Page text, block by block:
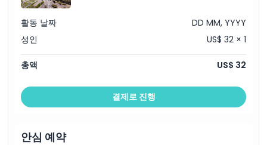
활동 날짜
DD MM, YYYY
성인
US$ 32 × 1
총액 US$ 32
결제로 진행
안심 예약